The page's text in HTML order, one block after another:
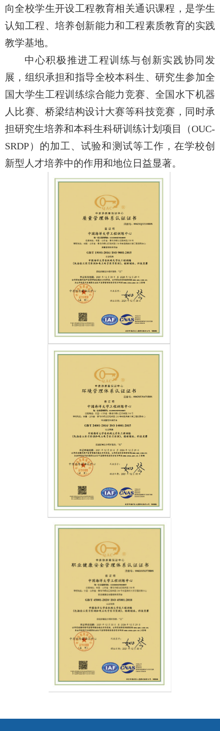
向全校学生开设工程教育相关通识课程，是学生
认知工程、培养创新能力和工程素质教育的实践
教学基地。
中心积极推进工程训练与创新实践协同发
展，组织承担和指导全校本科生、研究生参加全
国大学生工程训练综合能力竞赛、全国水下机器
人比赛、桥梁结构设计大赛等科技竞赛，同时承
担研究生培养和本科生科研训练计划项目（OUC-
SRDP）的加工、试验和测试等工作，在学校创
新型人才培养中的作用和地位日益显著。